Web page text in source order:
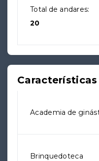
Total de andares:
20
Academia de
Brinquedoteca